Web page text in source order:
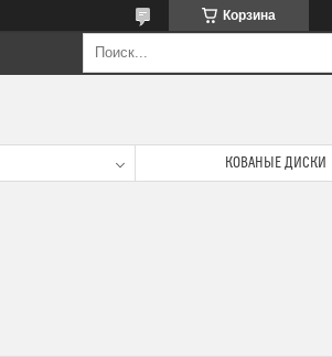
Корзина
КОВАНЫЕ ДИСКИ